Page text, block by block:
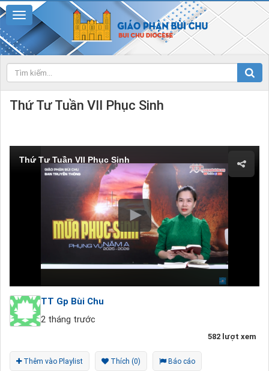
Thứ Tư Tuần VII Phục Sinh
Thứ Tư Tuần VII Phục Sinh
TT Gp Bùi Chu
2 tháng trước
582 lượt xem
Thêm vào Playlist Thích (0) Báo cáo